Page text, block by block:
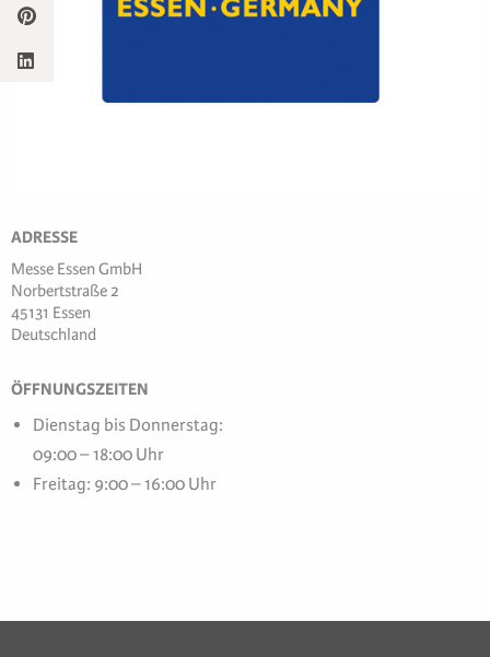
ADRESSE
Messe Essen GmbH
Norbertstraße 2
45131 Essen
Deutschland
ÖFFNUNGSZEITEN
Dienstag bis Donnerstag:
09:00 – 18:00 Uhr
Freitag: 9:00 – 16:00 Uhr